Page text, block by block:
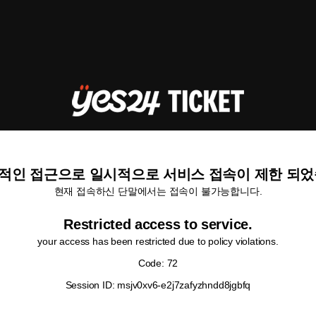
인 접근으로 일시적으로 서비스 접속이 제한 되
현재 접속하신 단말에서는 접속이 불가능합니다.
Restricted access to service.
your access has been restricted due to policy violations.
Code: 72
Session ID: msjv0xv6-e2j7zafyzhndd8jgbfq